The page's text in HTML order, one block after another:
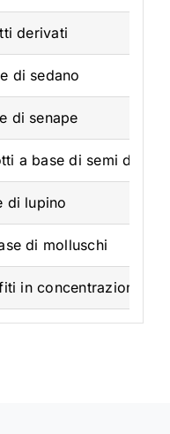
derivati
di sedano
di senape
a base di semi di
di lupino
di molluschi
in concentrazione